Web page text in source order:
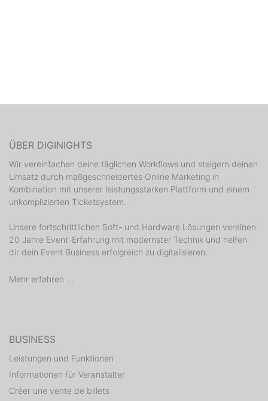
ÜBER DIGINIGHTS
Wir vereinfachen deine täglichen Workflows und steigern deinen
Umsatz durch maßgeschneidertes Online Marketing in
Kombination mit unserer leistungsstarken Plattform und einem
unkomplizierten Ticketsystem.
Unsere fortschrittlichen Soft- und Hardware Lösungen vereinen
20 Jahre Event-Erfahrung mit modernster Technik und helfen
dir dein Event Business erfolgreich zu digitalisieren.
Mehr erfahren ...
BUSINESS
Leistungen und Funktionen
Informationen für Veranstalter
Créer une vente de billets